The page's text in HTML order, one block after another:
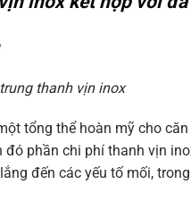
thanh vịn inox
tổng thể hoàn mỹ cho
đó phần chi phí thanh vịn
đến các yếu tố mối,